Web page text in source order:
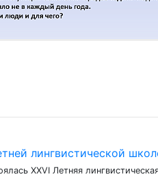
лингвистической
XXVI Летняя